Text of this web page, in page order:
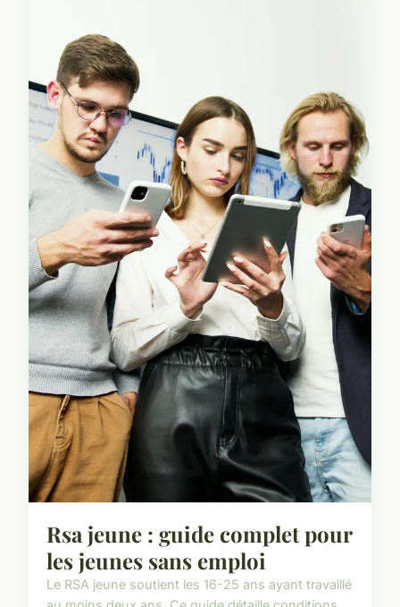
Rsa jeune : guide complet pour
les jeunes sans emploi
Le RSA jeune soutient les 16-25 ans ayant travaillé